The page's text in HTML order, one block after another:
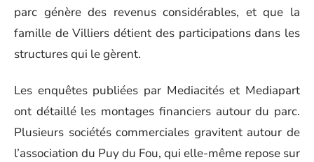
parc génère des revenus considérables, et que la
famille de Villiers détient des participations dans les
structures qui le gèrent.
Les enquêtes publiées par Mediacités et Mediapart
ont détaillé les montages financiers autour du parc.
Plusieurs sociétés commerciales gravitent autour de
l’association du Puy du Fou, qui elle-même repose sur